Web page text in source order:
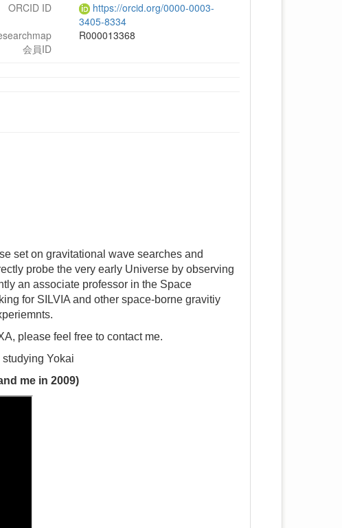
ORCID ID
https://orcid.org/0000-0003-
3405-8334
会員ID
R000013368
set on gravitational wave searches and
probe the very early Universe by observing
an associate professor in the Space
for SILVIA and other space-borne gravitiy
please feel free to contact me.
Yokai
me in 2009)